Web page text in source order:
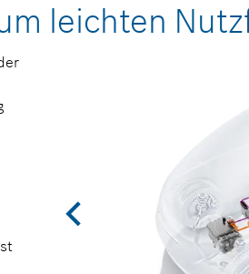
leichten